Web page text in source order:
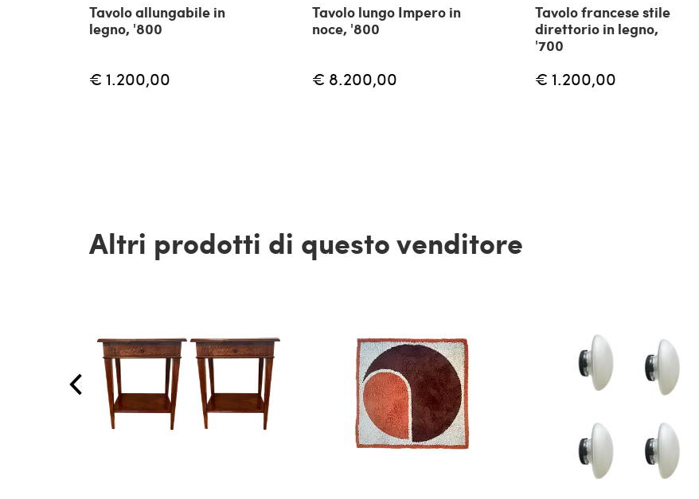
Tavolo allungabile in
legno, '800
€ 1.200,00
Tavolo lungo Impero in
noce, '800
€ 8.200,00
Tavolo francese stile
direttorio in legno,
'700
€ 1.200,00
Altri prodotti di questo venditore